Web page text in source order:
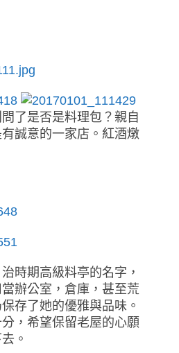
了是否是料理包？親自
誠意的一家店。紅酒燉
時期高級料亭的名字，
辦公室，倉庫，甚至荒
存了她的優雅與品味。
，希望保留老屋的心願
。